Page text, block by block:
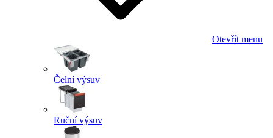
Otevřít menu
Čelní výsuv
Ruční výsuv